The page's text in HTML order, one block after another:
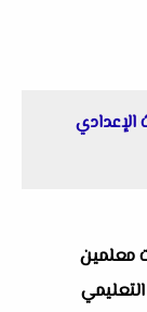
معلمين